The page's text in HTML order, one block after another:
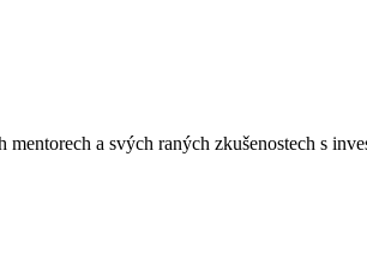
a svých raných zkušenostech s